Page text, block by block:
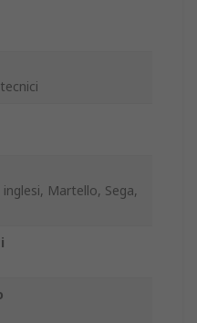
inglesi, Martello, Sega,